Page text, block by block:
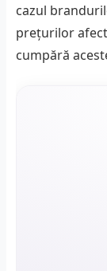
cazul
prețurilor
cumpără